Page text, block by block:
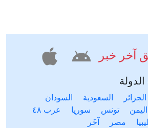
آخر خبر
الجزائر السعودية
السودان
اليمن تونس سوريا
عرب ٤٨
ليبيا مصر آخَر